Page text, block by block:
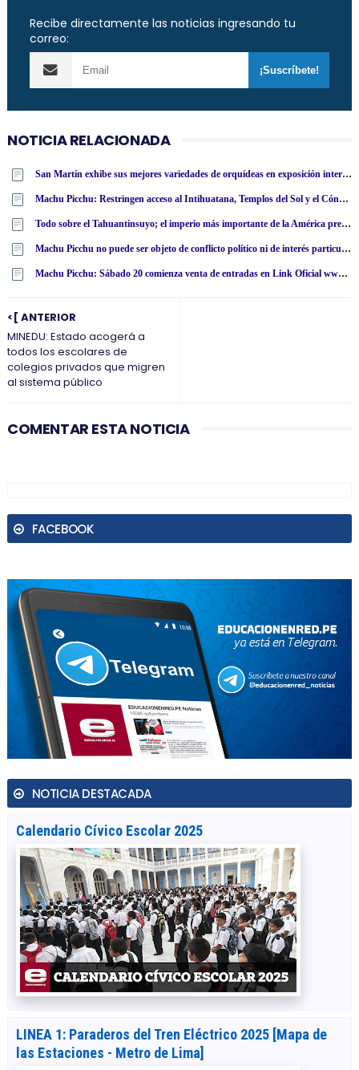
Recibe directamente las noticias ingresando tu
correo:
NOTICIA RELACIONADA
San Martín exhibe sus mejores variedades de orquídeas en exposición internacional en Lima
Machu Picchu: Restringen acceso al Intihuatana, Templos del Sol y el Cóndor
Todo sobre el Tahuantinsuyo; el imperio más importante de la América precolombina
Machu Picchu no puede ser objeto de conflicto político ni de interés particular, según Apotur
Machu Picchu: Sábado 20 comienza venta de entradas en Link Oficial www·tuboleto·cultura·pe
<[ ANTERIOR
MINEDU: Estado acogerá a
todos los escolares de
colegios privados que migren
al sistema público
COMENTAR ESTA NOTICIA
FACEBOOK
NOTICIA DESTACADA
Calendario Cívico Escolar 2025
LINEA 1: Paraderos del Tren Eléctrico 2025 [Mapa de
las Estaciones - Metro de Lima]